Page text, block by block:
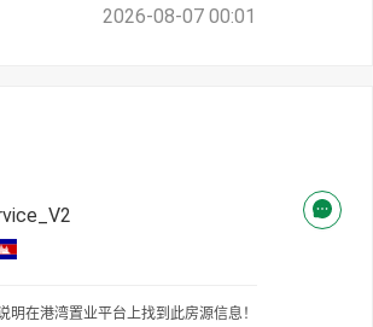
2026-08-07 00:01
明在港湾置业平台上找到此房源信息！